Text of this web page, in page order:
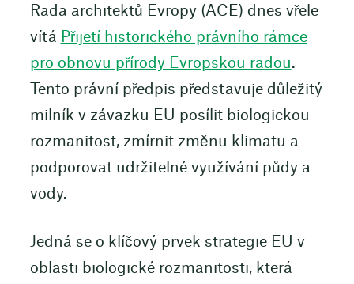
Rada architektů Evropy (ACE) dnes vřele
vítá Přijetí historického právního rámce
pro obnovu přírody Evropskou radou.
Tento právní předpis představuje důležitý
milník v závazku EU posílit biologickou
rozmanitost, zmírnit změnu klimatu a
podporovat udržitelné využívání půdy a
vody.
Jedná se o klíčový prvek strategie EU v
oblasti biologické rozmanitosti, která